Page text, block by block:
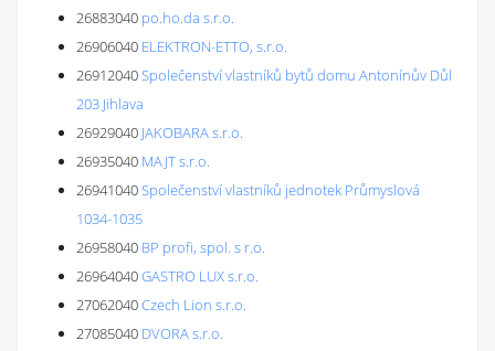
26883040 po.ho.da s.r.o.
26906040 ELEKTRON-ETTO, s.r.o.
26912040Společenství vlastníků bytů domu Antonínův Důl
203 Jihlava
26929040 JAKOBARA s.r.o.
26935040 MAJT s.r.o.
26941040Společenství vlastníků jednotek Průmyslová
1034-1035
26958040 BP profi, spol. s r.o.
26964040GASTRO LUX s.r.o.
27062040Czech Lion s.r.o.
27085040 DVORA s.r.o.